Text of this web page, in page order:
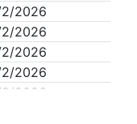
2/2026
2/2026
2/2026
2/2026
2/2026